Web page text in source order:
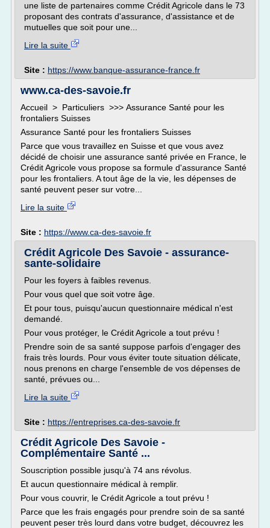
une liste de partenaires comme Crédit Agricole dans le 73
proposant des contrats d'assurance, d'assistance et de
mutuelles que soit pour une...
Lire la suite
Site : https://www.banque-assurance-france.fr
www.ca-des-savoie.fr
Accueil > Particuliers >>> Assurance Santé pour les
frontaliers Suisses
Assurance Santé pour les frontaliers Suisses
Parce que vous travaillez en Suisse et que vous avez
décidé de choisir une assurance santé privée en France, le
Crédit Agricole vous propose sa formule d'assurance Santé
pour les frontaliers. A tout âge de la vie, les dépenses de
santé peuvent peser sur votre...
Lire la suite
Site : https://www.ca-des-savoie.fr
Crédit Agricole Des Savoie - assurance-
sante-solidaire
Pour les foyers à faibles revenus.
Pour vous quel que soit votre âge.
Et pour tous, puisqu'aucun questionnaire médical n'est
demandé.
Pour vous protéger, le Crédit Agricole a tout prévu !
Prendre soin de sa santé suppose parfois d'engager des
frais très lourds. Pour vous éviter toute situation délicate,
nous prenons en charge l'ensemble de vos dépenses de
santé, prévues ou...
Lire la suite
Site : https://entreprises.ca-des-savoie.fr
Crédit Agricole Des Savoie -
Complémentaire Santé ...
Souscription possible jusqu'à 74 ans révolus.
Et aucun questionnaire médical à remplir.
Pour vous couvrir, le Crédit Agricole a tout prévu !
Parce que les frais engagés pour prendre soin de sa santé
peuvent peser très lourd dans votre budget, découvrez les